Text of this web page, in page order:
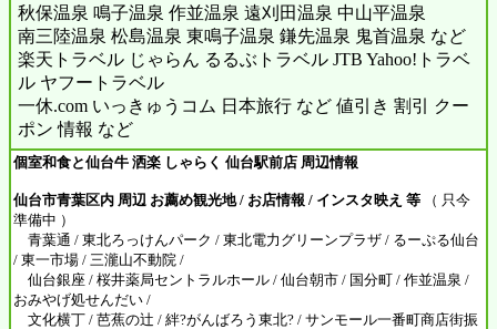
秋保温泉 鳴子温泉 作並温泉 遠刈田温泉 中山平温泉
南三陸温泉 松島温泉 東鳴子温泉 鎌先温泉 鬼首温泉 など
楽天トラベル じゃらん るるぶトラベル JTB Yahoo!トラベ
ル ヤフートラベル
一休.com いっきゅうコム 日本旅行 など 値引き 割引 クー
ポン 情報 など
個室和食と仙台牛 洒楽 しゃらく 仙台駅前店 周辺情報
仙台市青葉区内 周辺 お薦め観光地 / お店情報 / インスタ映え 等 （ 只今
準備中 ）
青葉通 / 東北ろっけんパーク / 東北電力グリーンプラザ / るーぷる仙台
/ 東一市場 / 三瀧山不動院 /
仙台銀座 / 桜井薬局セントラルホール / 仙台朝市 / 国分町 / 作並温泉 /
おみやげ処せんだい /
文化横丁 / 芭蕉の辻 / 絆?がんばろう東北? / サンモール一番町商店街振